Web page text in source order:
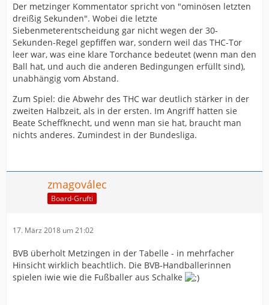
Der metzinger Kommentator spricht von "ominösen letzten
dreißig Sekunden". Wobei die letzte
Siebenmeterentscheidung gar nicht wegen der 30-
Sekunden-Regel gepfiffen war, sondern weil das THC-Tor
leer war, was eine klare Torchance bedeutet (wenn man den
Ball hat, und auch die anderen Bedingungen erfüllt sind),
unabhängig vom Abstand.
Zum Spiel: die Abwehr des THC war deutlich stärker in der
zweiten Halbzeit, als in der ersten. Im Angriff hatten sie
Beate Scheffknecht, und wenn man sie hat, braucht man
nichts anderes. Zumindest in der Bundesliga.
zmagoválec
Board-Grufti
17. März 2018 um 21:02
BVB überholt Metzingen in der Tabelle - in mehrfacher
Hinsicht wirklich beachtlich. Die BVB-Handballerinnen
spielen iwie wie die Fußballer aus Schalke